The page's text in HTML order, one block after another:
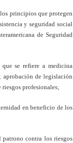
principios que protegen
y seguridad social
de Seguridad
se refiere a medicina
de legis­lación
profesionales;
en beneficio de los
patrono contra los riesgos